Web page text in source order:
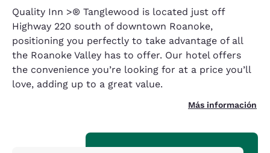
Quality Inn >® Tanglewood is located just off
Highway 220 south of downtown Roanoke,
positioning you perfectly to take advantage of all
the Roanoke Valley has to offer. Our hotel offers
the convenience you’re looking for at a price you’ll
love, adding up to a great value.
Más información